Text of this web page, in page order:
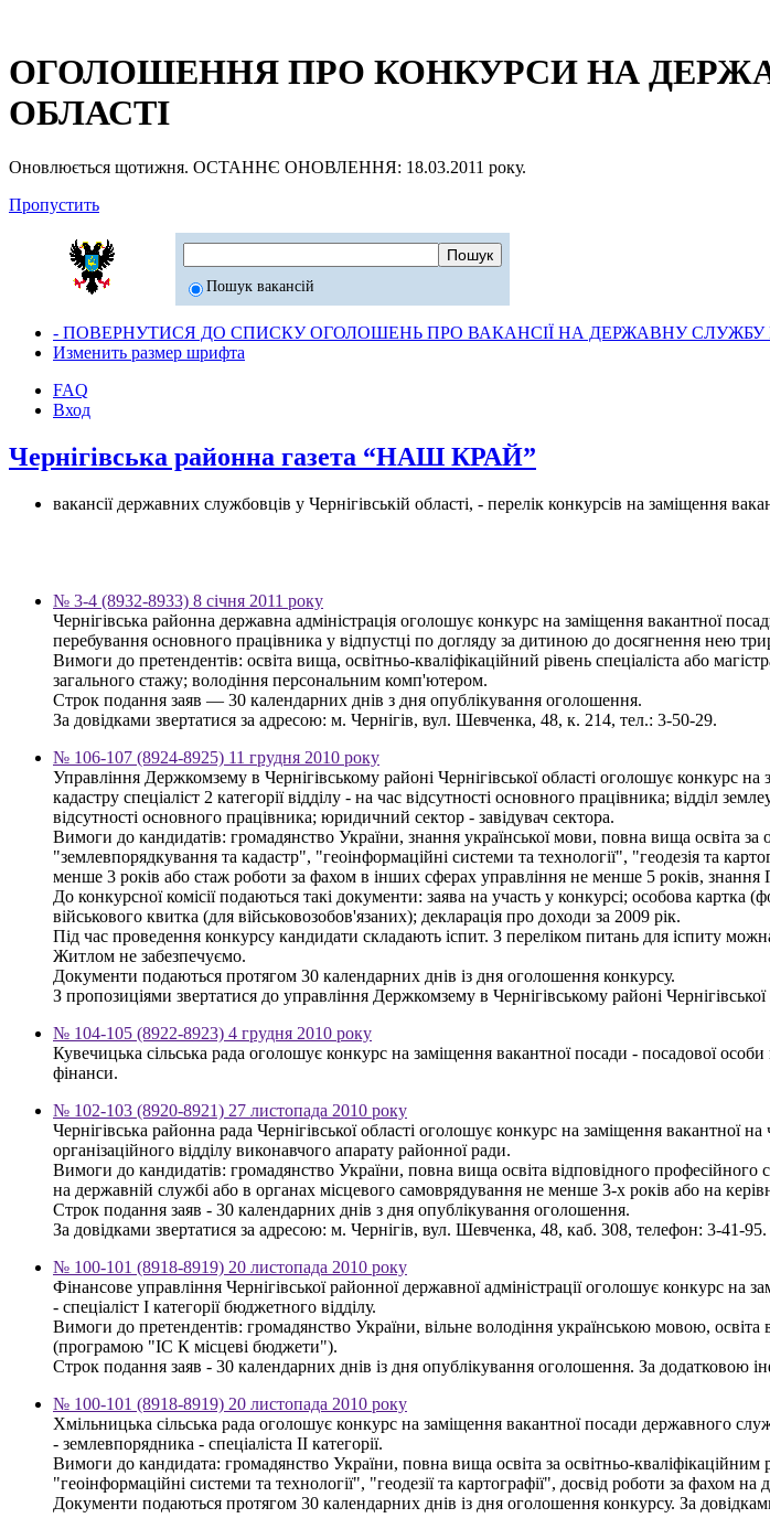
ОГОЛОШЕННЯ ПРО КОНКУРСИ НА
ОБЛАСТІ
Оновлюється щотижня. ОСТАННЄ ОНОВЛЕННЯ: 18.03.2011 року.
Пропустить
Пошук вакансій
- ПОВЕРНУТИСЯ ДО СПИСКУ ОГОЛОШЕНЬ ПРО ВАКАНСІЇ НА ДЕРЖАВНУ СЛУЖБУ В
Изменить размер шрифта
FAQ
Вход
Чернігівська районна газета “НАШ КРАЙ”
вакансії державних службовців у Чернігівській області, - перелік конкурсів на заміщення
№ 3-4 (8932-8933) 8 січня 2011 року
Чернігівська районна державна адміністрація оголошує конкурс на заміщення вакантної
перебування основного працівника у відпустці по догляду за дитиною до досягнення нею
Вимоги до претендентів: освіта вища, освітньо-кваліфікаційний рівень спеціаліста або
загального стажу; володіння персональним комп'ютером.
Строк подання заяв — 30 календарних днів з дня опублікування оголошення.
За довідками звертатися за адресою: м. Чернігів, вул. Шевченка, 48, к. 214, тел.: 3-50-29.
№ 106-107 (8924-8925) 11 грудня 2010 року
Управління Держкомзему в Чернігівському районі Чернігівської області оголошує конкурс
кадастру спеціаліст 2 категорії відділу - на час відсутності основного працівника; відділ
відсутності основного працівника; юридичний сектор - завідувач сектора.
Вимоги до кандидатів: громадянство України, знання української мови, повна вища освіта за
"землевпорядкування та кадастр", "геоінформаційні системи та технології", "геодезія та
менше 3 років або стаж роботи за фахом в інших сферах управління не менше 5 років, знання
До конкурсної комісії подаються такі документи: заява на участь у конкурсі; особова
військового квитка (для військовозобов'язаних); декларація про доходи за 2009 рік.
Під час проведення конкурсу кандидати складають іспит. З переліком питань для іспиту
Житлом не забезпечуємо.
Документи подаються протягом 30 календарних днів із дня оголошення конкурсу.
З пропозиціями звертатися до управління Держкомзему в Чернігівському районі
№ 104-105 (8922-8923) 4 грудня 2010 року
Кувечицька сільська рада оголошує конкурс на заміщення вакантної посади - посадової
фінанси.
№ 102-103 (8920-8921) 27 листопада 2010 року
Чернігівська районна рада Чернігівської області оголошує конкурс на заміщення вакантної
організаційного відділу виконавчого апарату районної ради.
Вимоги до кандидатів: громадянство України, повна вища освіта відповідного професійного
на державній службі або в органах місцевого самоврядування не менше 3-х років або на
Строк подання заяв - 30 календарних днів з дня опублікування оголошення.
За довідками звертатися за адресою: м. Чернігів, вул. Шевченка, 48, каб. 308, телефон: 3-41-95.
№ 100-101 (8918-8919) 20 листопада 2010 року
Фінансове управління Чернігівської районної державної адміністрації оголошує конкурс на
- спеціаліст І категорії бюджетного відділу.
Вимоги до претендентів: громадянство України, вільне володіння українською мовою,
(програмою "ІС К місцеві бюджети").
Строк подання заяв - 30 календарних днів із дня опублікування оголошення. За додатковою
№ 100-101 (8918-8919) 20 листопада 2010 року
Хмільницька сільська рада оголошує конкурс на заміщення вакантної посади державного
- землевпорядника - спеціаліста ІІ категорії.
Вимоги до кандидата: громадянство України, повна вища освіта за освітньо-кваліфікаційним
"геоінформаційні системи та технології", "геодезії та картографії", досвід роботи за фахом
Документи подаються протягом 30 календарних днів із дня оголошення конкурсу. За